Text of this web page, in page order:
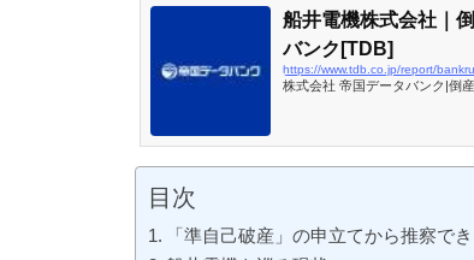
船井電機株式会社｜
バンク[TDB]
https://www.tdb.co.jp/report/
株式会社 帝国データバンク|倒
目次
「準自己破産」の申立てから推察で